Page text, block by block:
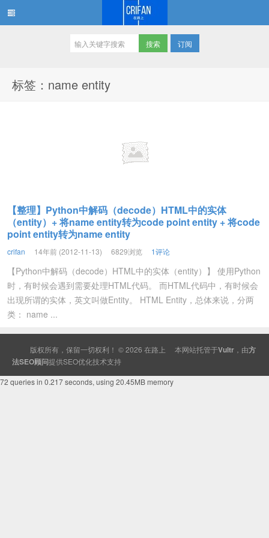
订阅
标签：name entity
【整理】Python中解码（decode）HTML中的实体
（entity）+ 将name entity转为code point entity + 将code
point entity转为name entity
crifan 14年前 (2012-11-13) 6829浏览 1评论
【Python中解码（decode）HTML中的实体（entity）】 使用Python
时，有时候会遇到需要处理HTML代码。 而HTML代码中，有时候会
出现所谓的实体，英文叫做Entity。 HTML Entity，总体来说，分两
类： name ...
版权所有，保留一切权利！ © 2026 在路上 本网站托管于Vultr ，由方
法SEO顾问提供SEO优化技术支持
72 queries in 0.217 seconds, using 20.45MB memory